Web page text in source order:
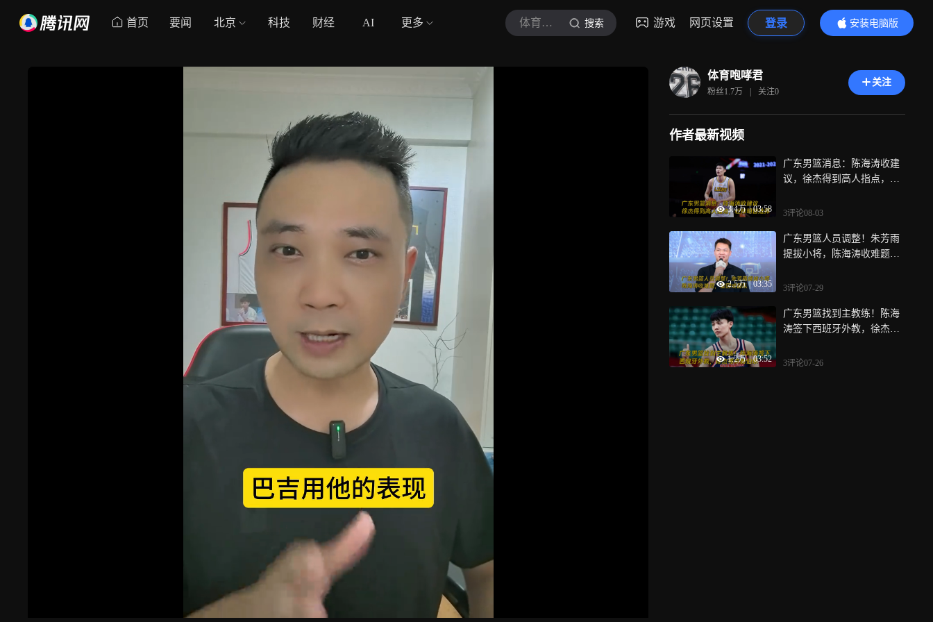
首页 要闻 北京 科技 财经 AI 更多 体育咆哮君 搜索 游戏 网页设置 登录
安装电脑版
内容更精彩
体育咆哮君
粉丝1.7万 | 关注0
关注
作者最新视频
3.4万 | 03:58
广东男篮消息：陈海涛收建
议，徐杰得到高人指点，杜
3评论08-03
2.5万 | 03:35
广东男篮人员调整！朱芳雨
提拔小将，陈海涛收难题，
3评论07-29
1.2万 | 03:52
广东男篮找到主教练！陈海
涛签下西班牙外教，徐杰等
3评论07-26